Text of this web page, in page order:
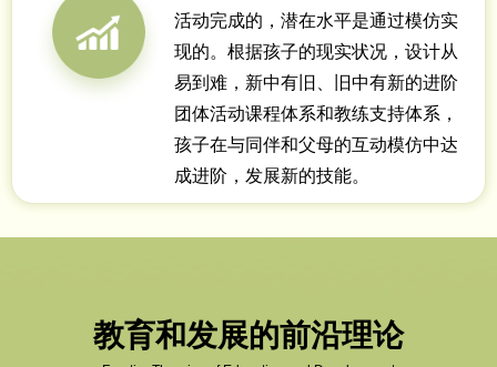
活动完成的，潜在水平是通过模仿实
现的。根据孩子的现实状况，设计从
易到难，新中有旧、旧中有新的进阶
团体活动课程体系和教练支持体系，
孩子在与同伴和父母的互动模仿中达
成进阶，发展新的技能。
教育和发展的前沿理论